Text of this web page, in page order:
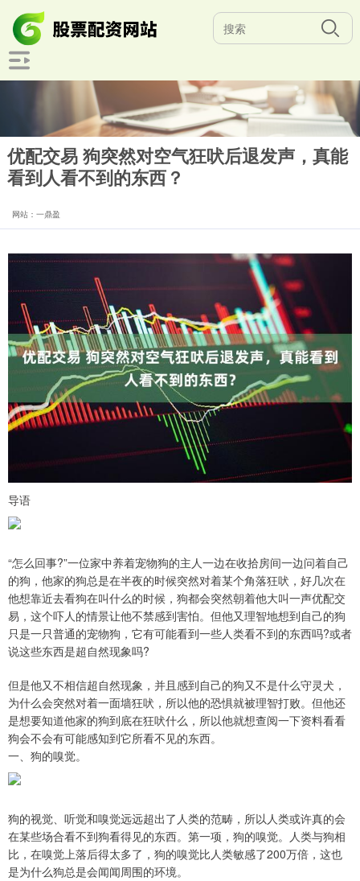
优配交易 狗突然对空气狂吠后退发声，真能
看到人看不到的东西？
网站：一鼎盈
导语
“怎么回事?”一位家中养着宠物狗的主人一边在收拾房间一边问着自己
的狗，他家的狗总是在半夜的时候突然对着某个角落狂吠，好几次在
他想靠近去看狗在叫什么的时候，狗都会突然朝着他大叫一声优配交
易，这个吓人的情景让他不禁感到害怕。但他又理智地想到自己的狗
只是一只普通的宠物狗，它有可能看到一些人类看不到的东西吗?或者
说这些东西是超自然现象吗?
但是他又不相信超自然现象，并且感到自己的狗又不是什么守灵犬，
为什么会突然对着一面墙狂吠，所以他的恐惧就被理智打败。但他还
是想要知道他家的狗到底在狂吠什么，所以他就想查阅一下资料看看
狗会不会有可能感知到它所看不见的东西。
一、狗的嗅觉。
狗的视觉、听觉和嗅觉远远超出了人类的范畴，所以人类或许真的会
在某些场合看不到狗看得见的东西。第一项，狗的嗅觉。人类与狗相
比，在嗅觉上落后得太多了，狗的嗅觉比人类敏感了200万倍，这也
是为什么狗总是会闻闻周围的环境。